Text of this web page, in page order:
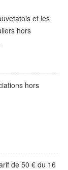
et les
hors
hors
de 50 € du 16